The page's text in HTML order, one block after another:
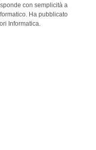
con semplicità a
Ha pubblicato
Informatica.